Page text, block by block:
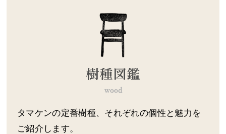
タマケンの定番樹種、それぞれの個性と魅力を
ご紹介します。